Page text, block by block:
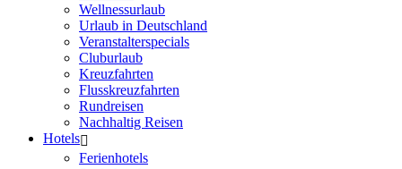
Wellnessurlaub
Urlaub in Deutschland
Veranstalterspecials
Cluburlaub
Kreuzfahrten
Flusskreuzfahrten
Rundreisen
Nachhaltig Reisen
Hotels
Ferienhotels